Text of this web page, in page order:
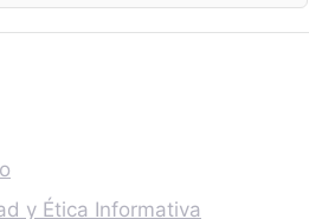
y Ética Informativa